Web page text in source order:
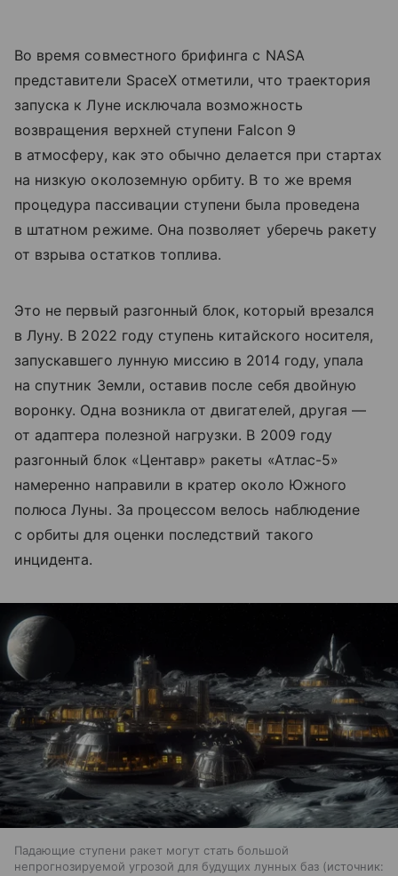
Во время совместного брифинга с NASA
представители SpaceX отметили, что траектория
запуска к Луне исключала возможность
возвращения верхней ступени Falcon 9
в атмосферу, как это обычно делается при стартах
на низкую околоземную орбиту. В то же время
процедура пассивации ступени была проведена
в штатном режиме. Она позволяет уберечь ракету
от взрыва остатков топлива.
Это не первый разгонный блок, который врезался
в Луну. В 2022 году ступень китайского носителя,
запускавшего лунную миссию в 2014 году, упала
на спутник Земли, оставив после себя двойную
воронку. Одна возникла от двигателей, другая —
от адаптера полезной нагрузки. В 2009 году
разгонный блок «Центавр» ракеты «Атлас-5»
намеренно направили в кратер около Южного
полюса Луны. За процессом велось наблюдение
с орбиты для оценки последствий такого
инцидента.
Падающие ступени ракет могут стать большой
непрогнозируемой угрозой для будущих лунных баз
источник: